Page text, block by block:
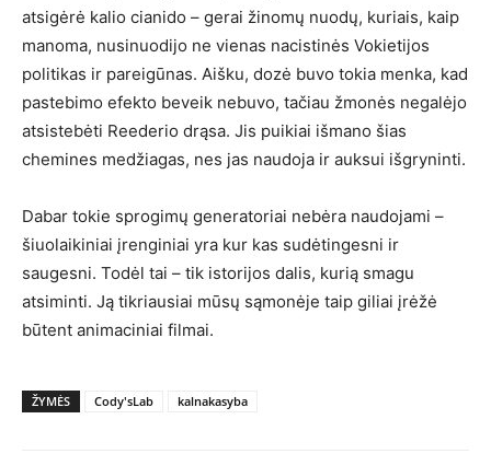
atsigėrė kalio cianido – gerai žinomų nuodų, kuriais, kaip
manoma, nusinuodijo ne vienas nacistinės Vokietijos
politikas ir pareigūnas. Aišku, dozė buvo tokia menka, kad
pastebimo efekto beveik nebuvo, tačiau žmonės negalėjo
atsistebėti Reederio drąsa. Jis puikiai išmano šias
chemines medžiagas, nes jas naudoja ir auksui išgryninti.
Dabar tokie sprogimų generatoriai nebėra naudojami –
šiuolaikiniai įrenginiai yra kur kas sudėtingesni ir
saugesni. Todėl tai – tik istorijos dalis, kurią smagu
atsiminti. Ją tikriausiai mūsų sąmonėje taip giliai įrėžė
būtent animaciniai filmai.
ŽYMĖS Cody'sLab kalnakasyba